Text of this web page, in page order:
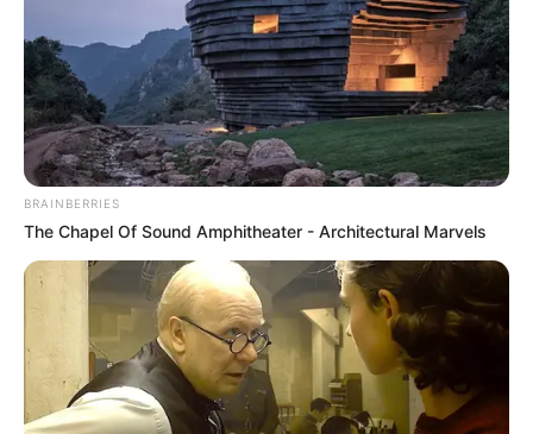
(foto: reddit)
Daftar isi
Biodata & Profil
BRAINBERRIES
The Chapel Of Sound Amphitheater - Architectural Marvels